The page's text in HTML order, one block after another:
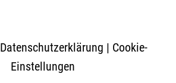
Datenschutzerklärung | Cookie-
Einstellungen